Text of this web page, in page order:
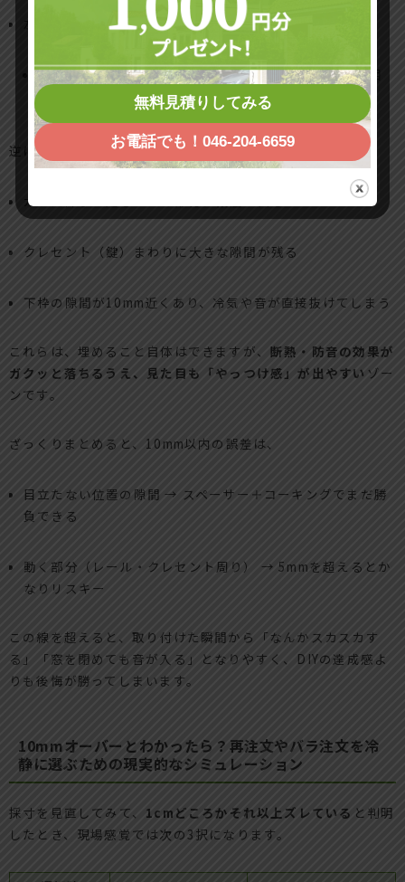
左右均等に5mmずつ小さい
枠全体を内側にふかすように調整し、見切り材で見た目
を整える
逆にスペーサーでも危険になるパターンはここです。
ガラス障子の走るレール部分に段差が出る
クレセント（鍵）まわりに大きな隙間が残る
下枠の隙間が10mm近くあり、冷気や音が直接抜けてしまう
これらは、埋めること自体はできますが、断熱・防音の効果が
ガクッと落ちるうえ、見た目も「やっつけ感」が出やすい ゾー
ンです。
ざっくりまとめると、10mm以内の誤差は、
目立たない位置の隙間 → スペーサー＋コーキングでまだ勝
負できる
動く部分（レール・クレセント周り） → 5mmを超えるとか
なりリスキー
この線を超えると、取り付けた瞬間から「なんかスカスカす
る」「窓を閉めても音が入る」となりやすく、DIYの達成感よ
りも後悔が勝ってしまいます。
10mmオーバーとわかったら？再注文やバラ注文を冷
静に選ぶための現実的なシミュレーション
採寸を見直してみて、 1cmどころかそれ以上ズレている と判明
したとき、現場感覚では次の3択になります。
無料見積りしてみる
お電話でも！046-204-6659